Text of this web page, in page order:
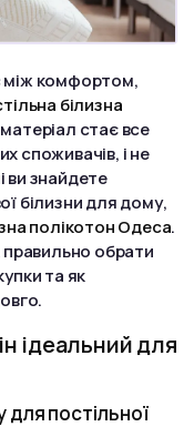
між комфортом,
білизна
стає все
споживачів, і не
ви знайдете
білизни для дому,
полікотон Одеса.
правильно обрати
та як
ідеальний для
постільної